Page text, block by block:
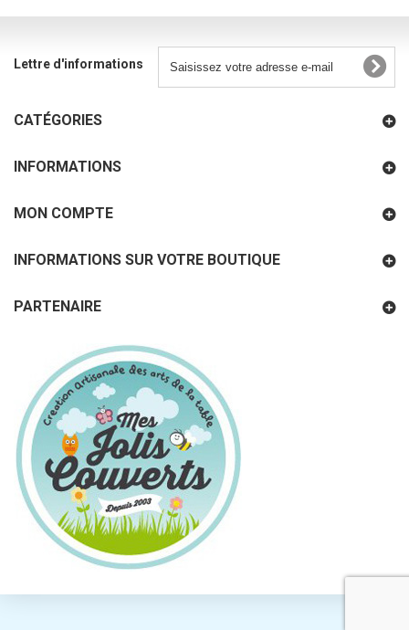
Lettre d'informations
CATÉGORIES
INFORMATIONS
MON COMPTE
INFORMATIONS SUR VOTRE BOUTIQUE
PARTENAIRE